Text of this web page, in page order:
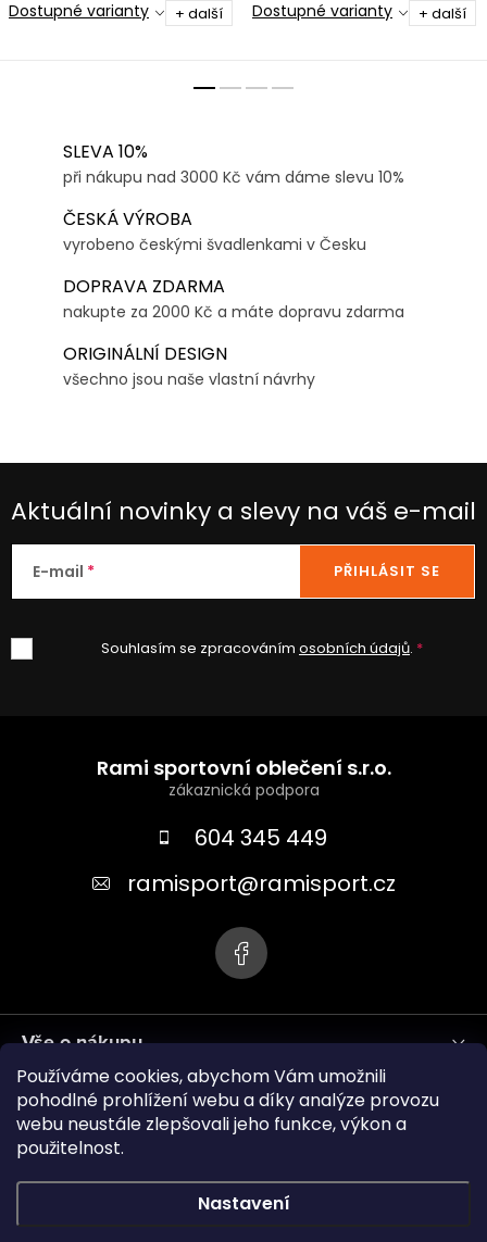
Používáme cookies, abychom Vám umožnili
pohodlné prohlížení webu a díky analýze provozu
webu neustále zlepšovali jeho funkce, výkon a
použitelnost.
Nastavení
Dostupné varianty + další Dostupné varianty + další
SLEVA 10%
při nákupu nad 3000 Kč vám dáme slevu 10%
ČESKÁ VÝROBA
vyrobeno českými švadlenkami v Česku
DOPRAVA ZDARMA
nakupte za 2000 Kč a máte dopravu zdarma
ORIGINÁLNÍ DESIGN
všechno jsou naše vlastní návrhy
Aktuální novinky a slevy na váš e-mail
E-mail
Souhlasím se zpracováním osobních údajů.
PŘIHLÁSIT SE
Rami sportovní oblečení s.r.o.
604 345 449
ramisport@ramisport.cz
Vše o nákupu
Informace pro vás